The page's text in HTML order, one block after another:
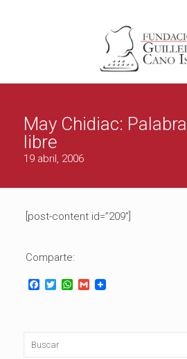
May Chidiac:
libre
19 abril, 2006
[post-content id=”209″]
Comparte:
Facebook
TwitterWhatsApp
Gmail